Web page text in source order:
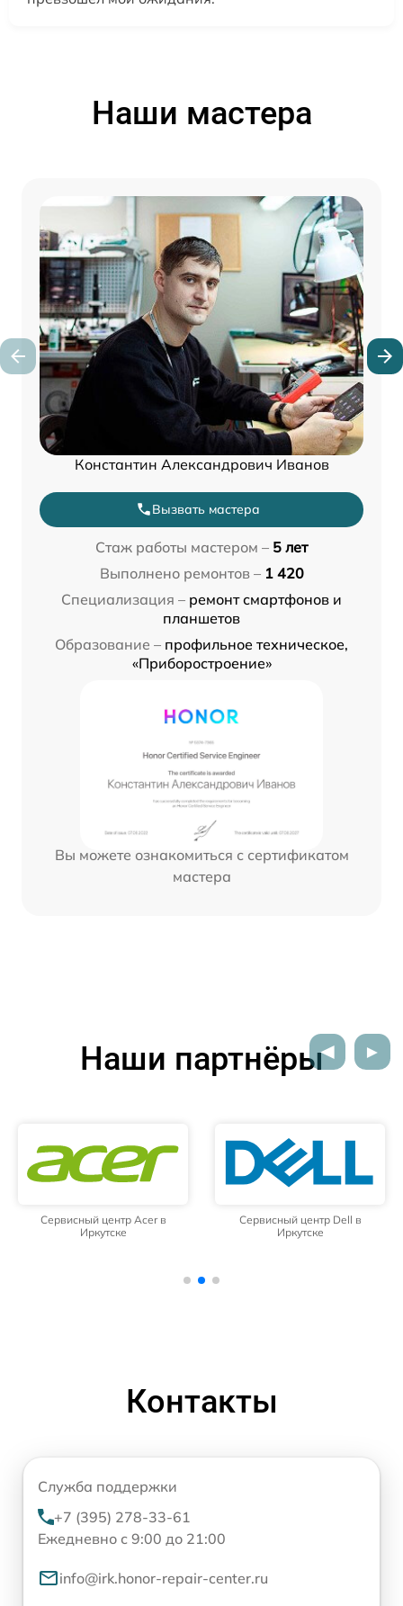
Наши мастера
Константин Александрович Иванов
Вызвать мастера
Стаж работы мастером – 5 лет
Выполнено ремонтов – 1 420
Специализация – ремонт смартфонов и
планшетов
Образование – профильное техническое,
«Приборостроение»
Вы можете ознакомиться с сертификатом
мастера
Наши партнёры
Сервисный центр Dell в
Иркутске
Сервисный центр HP в Иркутске
Контакты
Служба поддержки
+7 (395) 278-33-61
Ежедневно с 9:00 до 21:00
info@irk.honor-repair-center.ru